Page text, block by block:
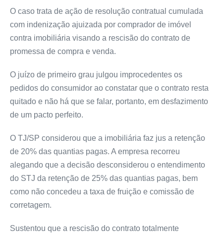
O caso trata de ação de resolução contratual cumulada
com indenização ajuizada por comprador de imóvel
contra imobiliária visando a rescisão do contrato de
promessa de compra e venda.
O juízo de primeiro grau julgou improcedentes os
pedidos do consumidor ao constatar que o contrato resta
quitado e não há que se falar, portanto, em desfazimento
de um pacto perfeito.
O TJ/SP considerou que a imobiliária faz jus a retenção
de 20% das quantias pagas. A empresa recorreu
alegando que a decisão desconsiderou o entendimento
do STJ da retenção de 25% das quantias pagas, bem
como não concedeu a taxa de fruição e comissão de
corretagem.
Sustentou que a rescisão do contrato totalmente